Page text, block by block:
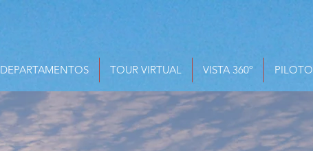
DEPARTAMENTOS TOUR VIRTUAL VISTA 360º PILOTO